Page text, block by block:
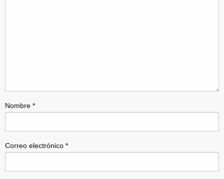
Nombre *
Correo electrónico *